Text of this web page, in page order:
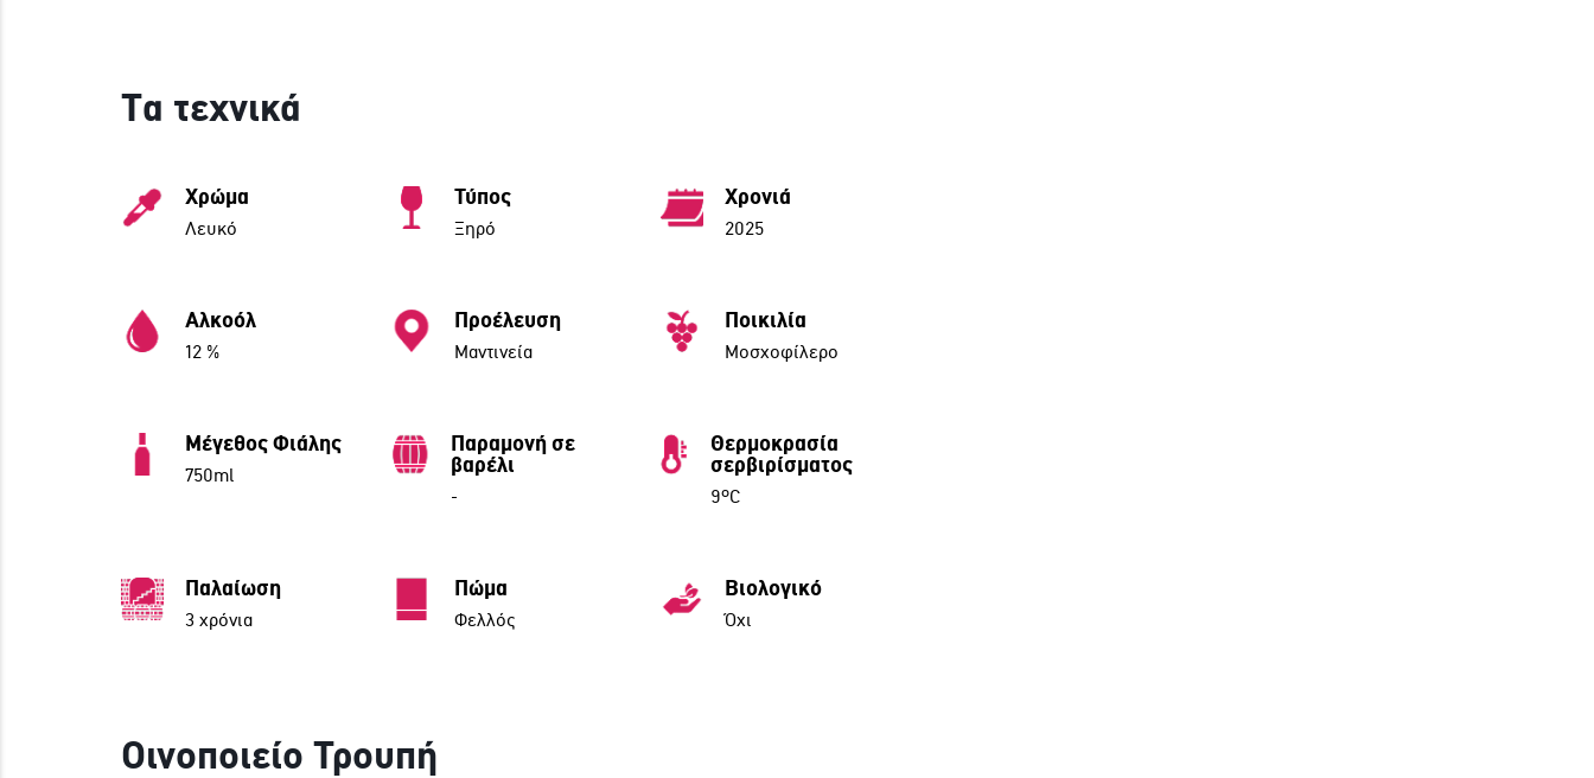
Τα τεχνικά
Χρώμα
Λευκό
Τύπος
Ξηρό
Χρονιά
2025
Αλκοόλ
12 %
Προέλευση
Μαντινεία
Ποικιλία
Μοσχοφίλερο
Μέγεθος Φιάλης
750ml
Παραμονή σε
βαρέλι
-
Θερμοκρασία
σερβιρίσματος
9ºC
Παλαίωση
3 χρόνια
Πώμα
Φελλός
Βιολογικό
Όχι
Οινοποιείο Τρουπή